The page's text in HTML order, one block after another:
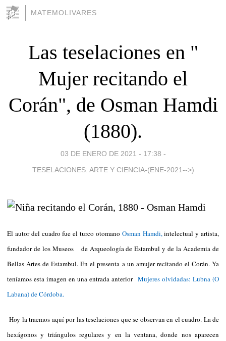
MATEMOLIVARES
Las teselaciones en "
Mujer recitando el
Corán", de Osman Hamdi
(1880).
03 DE ENERO DE 2021 - 17:38 -
TESELACIONES: ARTE Y CIENCIA-(ENE-2021-->)
El autor del cuadro fue el turco otomano Osman Hamdi,intelectual y artista,
fundador de los Museos de Arqueología de Estambul y de la Academia de
Bellas Artes de Estambul. En el presenta a un amujer recitando el Corán. Ya
teníamos esta imagen en una entrada anterior Mujeres olvidadas: Lubna (O
Labana) de Córdoba.
Hoy la traemos aquí por las teselaciones que se observan en el cuadro. La de
hexágonos y triángulos regulares y en la ventana, donde nos aparecen